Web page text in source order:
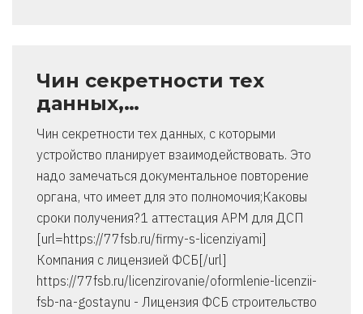
Чин секретности тех
данных,…
Чин секретности тех данных, с которыми
устройство планирует взаимодействовать. Это
надо замечаться документальное повторение
органа, что имеет для это полномочия;Каковы
сроки получения?1 аттестация АРМ для ДСП
[url=https://77fsb.ru/firmy-s-licenziyami]
Компания с лицензией ФСБ[/url]
https://77fsb.ru/licenzirovanie/oformlenie-licenzii-
fsb-na-gostaynu - Лицензия ФСБ строительство